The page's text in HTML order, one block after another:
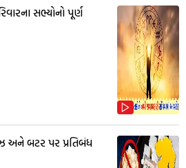
સભ્યોનો પૂર્ણ
અને બટર પર પ્રતિબંધ